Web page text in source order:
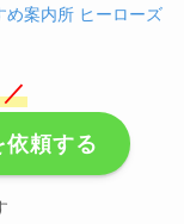
め案内所 ヒーローズ
依頼する